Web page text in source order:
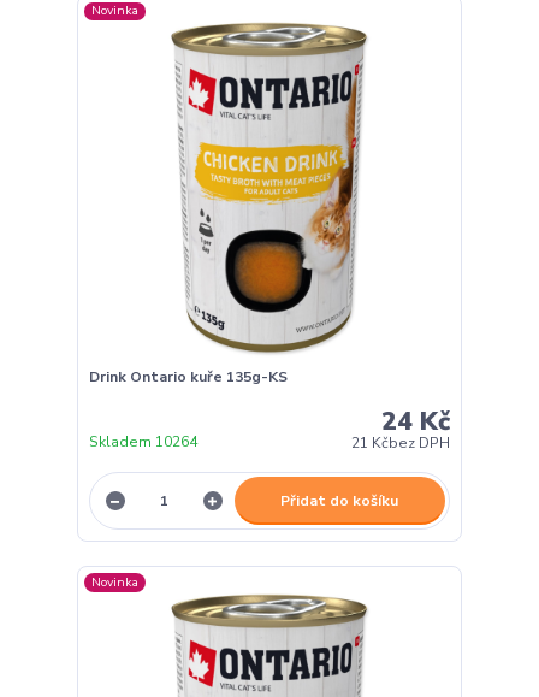
Novinka
Drink Ontario kuře 135g-KS
24 Kč
21 Kčbez DPH
Skladem 10264
Přidat do košíku
Novinka